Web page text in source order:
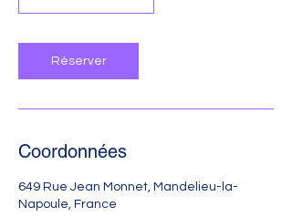
Réserver
Coordonnées
649 Rue Jean Monnet, Mandelieu-la-
Napoule, France